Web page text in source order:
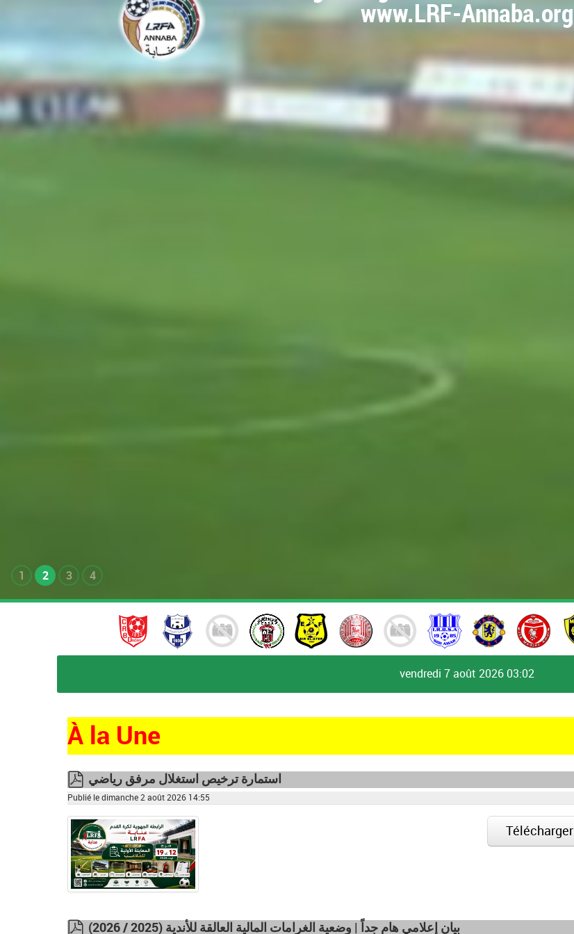
www.LRF-Annaba.org
1 2 3 4
vendredi 7 août 2026 03:02
À la Une
pdf
استمارة ترخيص استغلال مرفق رياضي
Publié le dimanche 2 août 2026 14:55
Télécharger
بيان إعلامي هام جداً | وضعية الغرامات المالية العالقة للأندية (2025 / 2026)